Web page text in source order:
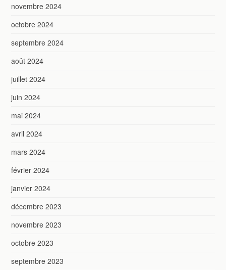
novembre 2024
octobre 2024
septembre 2024
août 2024
juillet 2024
juin 2024
mai 2024
avril 2024
mars 2024
février 2024
janvier 2024
décembre 2023
novembre 2023
octobre 2023
septembre 2023